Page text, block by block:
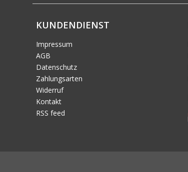
KUNDENDIENST
Impressum
AGB
Datenschutz
Zahlungsarten
Widerruf
Kontakt
RSS feed